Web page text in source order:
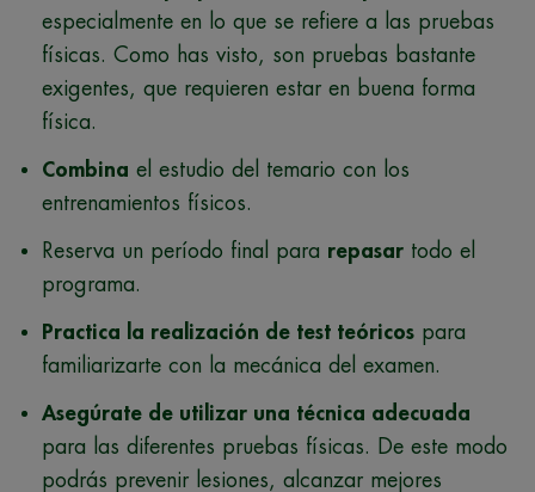
especialmente en lo que se refiere a las pruebas
físicas. Como has visto, son pruebas bastante
exigentes, que requieren estar en buena forma
física.
Combina el estudio del temario con los
entrenamientos físicos.
Reserva un período final para repasar todo el
programa.
Practica la realización de test teóricos para
familiarizarte con la mecánica del examen.
Asegúrate de utilizar una técnica adecuada
para las diferentes pruebas físicas. De este modo
podrás prevenir lesiones, alcanzar mejores